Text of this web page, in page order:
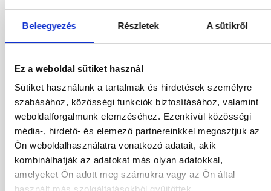
Beleegyezés Részletek A sütikről
Ez a weboldal sütiket használ
Sütiket használunk a tartalmak és hirdetések személyre
szabásához, közösségi funkciók biztosításához, valamint
weboldalforgalmunk elemzéséhez. Ezenkívül közösségi
média-, hirdető- és elemező partnereinkkel megosztjuk az
Ön weboldalhasználatra vonatkozó adatait, akik
kombinálhatják az adatokat más olyan adatokkal,
amelyeket Ön adott meg számukra vagy az Ön által
használt más szolgáltatásokból gyűjtöttek.
Más időpontok Hotel leírás
Program leírás Várható menetrend
Térkép
Indulás helye:
Budapest
Tartózkodási idő:
7-9 éjszaka
Ellátás